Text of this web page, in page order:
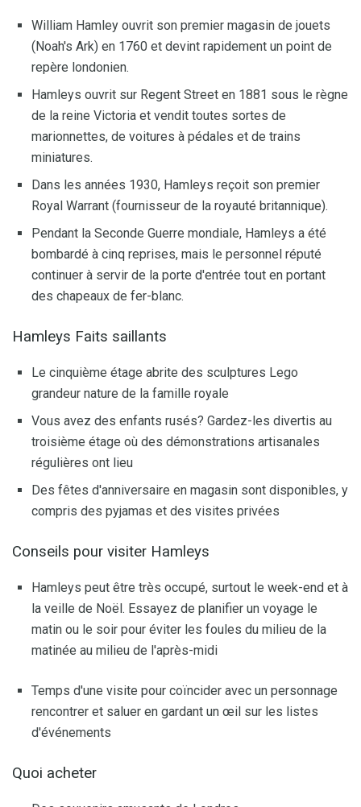
William Hamley ouvrit son premier magasin de jouets
(Noah's Ark) en 1760 et devint rapidement un point de
repère londonien.
Hamleys ouvrit sur Regent Street en 1881 sous le règne
de la reine Victoria et vendit toutes sortes de
marionnettes, de voitures à pédales et de trains
miniatures.
Dans les années 1930, Hamleys reçoit son premier
Royal Warrant (fournisseur de la royauté britannique).
Pendant la Seconde Guerre mondiale, Hamleys a été
bombardé à cinq reprises, mais le personnel réputé
continuer à servir de la porte d'entrée tout en portant
des chapeaux de fer-blanc.
Hamleys Faits saillants
Le cinquième étage abrite des sculptures Lego
grandeur nature de la famille royale
Vous avez des enfants rusés? Gardez-les divertis au
troisième étage où des démonstrations artisanales
régulières ont lieu
Des fêtes d'anniversaire en magasin sont disponibles, y
compris des pyjamas et des visites privées
Conseils pour visiter Hamleys
Hamleys peut être très occupé, surtout le week-end et à
la veille de Noël. Essayez de planifier un voyage le
matin ou le soir pour éviter les foules du milieu de la
matinée au milieu de l'après-midi
Temps d'une visite pour coïncider avec un personnage
rencontrer et saluer en gardant un œil sur les listes
d'événements
Quoi acheter